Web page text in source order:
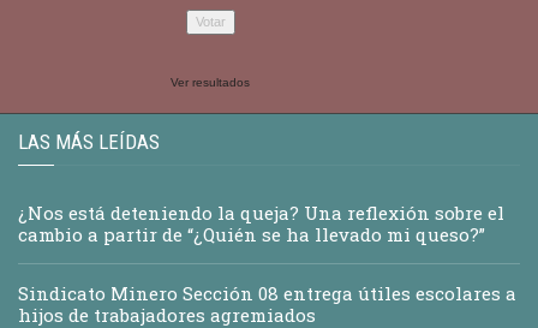
Ver resultados
LAS MÁS LEÍDAS
¿Nos está deteniendo la queja? Una reflexión sobre el
cambio a partir de “¿Quién se ha llevado mi queso?”
Sindicato Minero Sección 08 entrega útiles escolares a
hijos de trabajadores agremiados